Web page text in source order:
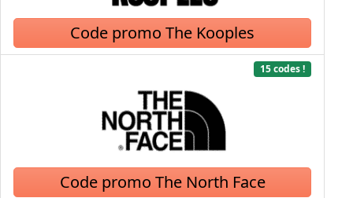
Code promo The Kooples
15 codes !
Code promo The North Face